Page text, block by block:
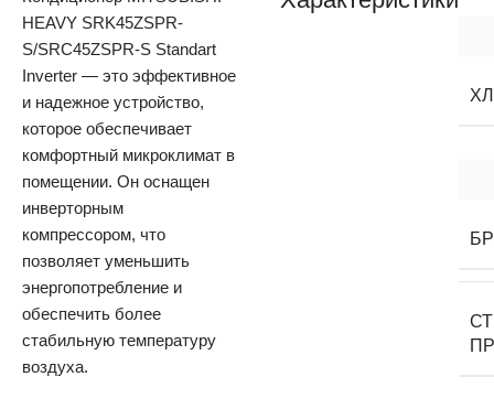
HEAVY SRK45ZSPR-
S/SRC45ZSPR-S Standart
Inverter — это эффективное
и надежное устройство,
которое обеспечивает
комфортный микроклимат в
помещении. Он оснащен
инверторным
компрессором, что
позволяет уменьшить
энергопотребление и
обеспечить более
стабильную температуру
воздуха.